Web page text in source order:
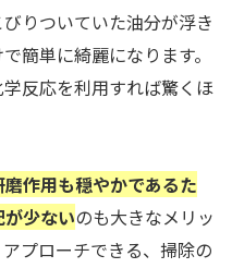
りついていた油分が浮き
簡単に綺麗になります。
反応を利用すれば驚くほ
作用も穏やかであるた
少ないのも大きなメリッ
プローチできる、掃除の